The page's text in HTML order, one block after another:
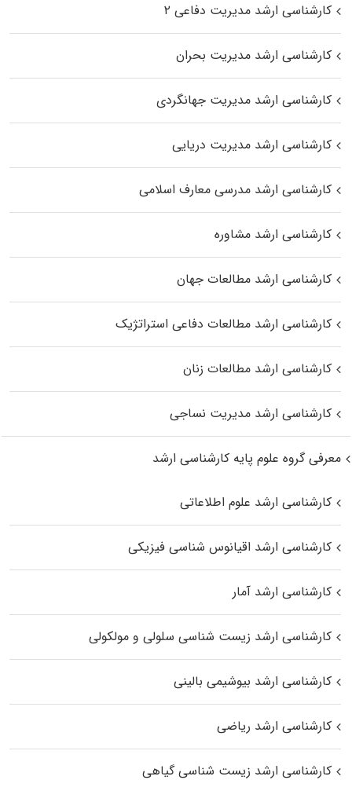
کارشناسی ارشد مدیریت دفاعی ۲
کارشناسی ارشد مدیریت بحران
کارشناسی ارشد مدیریت جهانگردی
کارشناسی ارشد مدیریت دریایی
کارشناسی ارشد مدرسی معارف اسلامی
کارشناسی ارشد مشاوره
کارشناسی ارشد مطالعات جهان
کارشناسی ارشد مطالعات دفاعی استراتژیک
کارشناسی ارشد مطالعات زنان
کارشناسی ارشد مدیریت نساجی
معرفی گروه علوم پایه کارشناسی ارشد
کارشناسی ارشد علوم اطلاعاتی
کارشناسی ارشد اقیانوس‌ شناسی فیزیکی
کارشناسی ارشد آمار
کارشناسی ارشد زیست شناسی سلولی و مولکولی
کارشناسی ارشد بیوشیمی بالینی
کارشناسی ارشد ریاضی
کارشناسی ارشد زیست‌ شناسی گیاهی